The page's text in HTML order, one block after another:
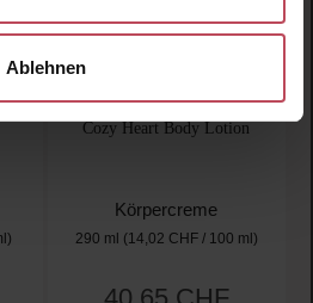
Ablehnen
Perfumes
Cozy Heart Body Lotion
Körpercreme
290 ml (14,02 CHF / 100 ml)
Regulärer Preis: